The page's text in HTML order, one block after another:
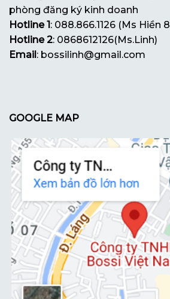
phòng đăng ký kinh doanh
Hotline 1: 088.866.1126 (Ms Hiền
Hotline 2: 0868612126(Ms.Linh)
Email: bossilinh@gmail.com
GOOGLE MAP